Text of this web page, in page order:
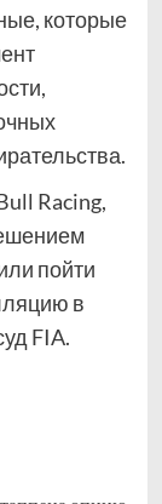
которые
Racing,
пойти
в
FIA.